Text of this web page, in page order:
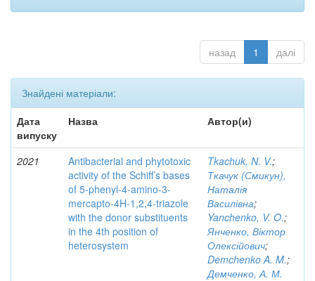
назад 1 далі
Знайдені матеріали:
Дата
випуску
Назва Автор(и)
2021
Antibacterial and phytotoxic
activity of the Schiff’s bases
of 5-phenyl-4-amino-3-
mercapto-4H-1,2,4-triazole
with the donor substituents
in the 4th position of
heterosystem
Tkachuk, N. V.;
Ткачук (Смикун),
Наталія
Василівна;
Yanchenko, V. O.;
Янченко, Віктор
Олексійович;
Demchenko A. M.;
Демченко, А. М.